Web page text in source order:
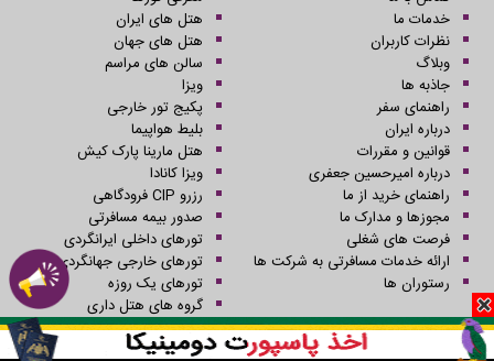
تیم ما
تماس با ما
خدمات ما
نظرات کاربران
وبلاگ
جاذبه ها
راهنمای سفر
درباره ایران
قوانین و مقررات
درباره امیرحسین جعفری
راهنمای خرید از ما
مجوزها و مدارک ما
فرصت های شغلی
ارائه خدمات مسافرتی به شرکت ها
رزرو آنلاین تور
معرفی تورها
هتل های ایران
هتل های جهان
سالن های مراسم
ویزا
پکیج تور خارجی
بلیط هواپیما
هتل مارینا پارک کیش
ویزا کانادا
رزرو CIP فرودگاهی
صدور بیمه مسافرتی
تورهای داخلی ایرانگردی
تورهای خارجی جهانگردی
تورهای یک روزه